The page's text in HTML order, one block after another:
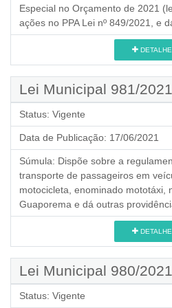
Especial no Orçamento de 2021
ações no PPA Lei nº 849/2021, e
Lei Municipal 981/2021
Status: Vigente
Data de Publicação: 17/06/2021
Súmula: Dispõe sobre a
transporte de passageiros em
motocicleta, enominado mototáxi,
Guaporema e dá outras
Lei Municipal 980/2021
Status: Vigente